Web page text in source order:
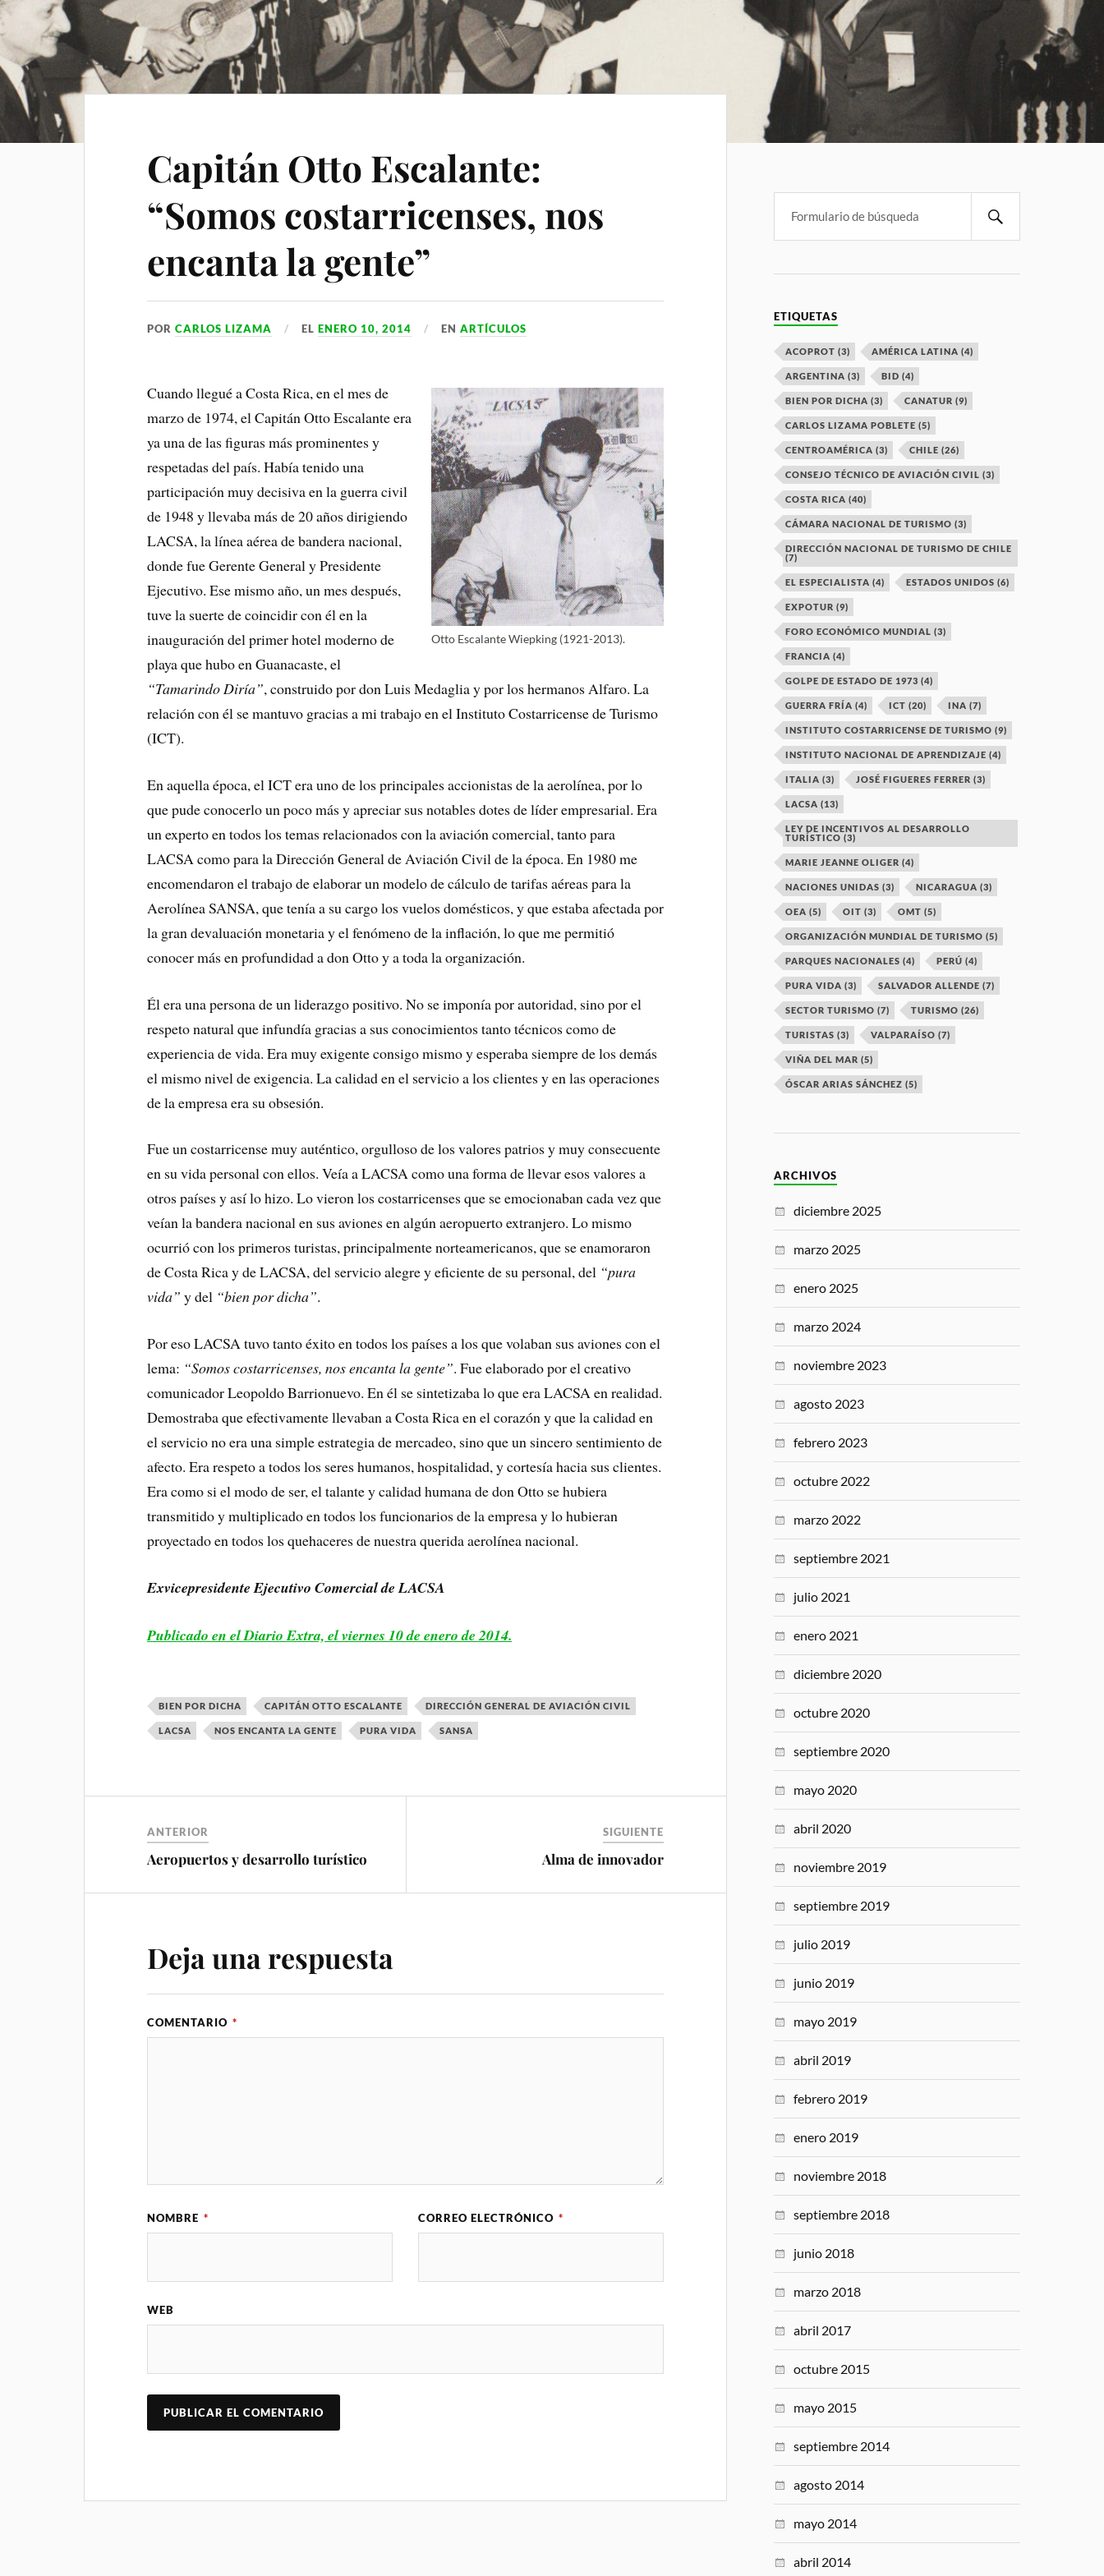
Capitán Otto Escalante:
“Somos costarricenses, nos
encanta la gente”
PORCARLOS LIZAMA ELENERO 10, 2014 ENARTÍCULOS
Otto Escalante Wiepking (1921-2013).
Cuando llegué a Costa Rica, en el mes de
marzo de 1974, el Capitán Otto Escalante era
ya una de las figuras más prominentes y
respetadas del país. Había tenido una
participación muy decisiva en la guerra civil
de 1948 y llevaba más de 20 años dirigiendo
LACSA, la línea aérea de bandera nacional,
donde fue Gerente General y Presidente
Ejecutivo. Ese mismo año, un mes después,
tuve la suerte de coincidir con él en la
inauguración del primer hotel moderno de
playa que hubo en Guanacaste, el
“Tamarindo Diría”, construido por don Luis Medaglia y por los hermanos Alfaro. La
relación con él se mantuvo gracias a mi trabajo en el Instituto Costarricense de Turismo
(ICT).
En aquella época, el ICT era uno de los principales accionistas de la aerolínea, por lo
que pude conocerlo un poco más y apreciar sus notables dotes de líder empresarial. Era
un experto en todos los temas relacionados con la aviación comercial, tanto para
LACSA como para la Dirección General de Aviación Civil de la época. En 1980 me
encomendaron el trabajo de elaborar un modelo de cálculo de tarifas aéreas para la
Aerolínea SANSA, que tenía a su cargo los vuelos domésticos, y que estaba afectada por
la gran devaluación monetaria y el fenómeno de la inflación, lo que me permitió
conocer más en profundidad a don Otto y a toda la organización.
Él era una persona de un liderazgo positivo. No se imponía por autoridad, sino por el
respeto natural que infundía gracias a sus conocimientos tanto técnicos como de
experiencia de vida. Era muy exigente consigo mismo y esperaba siempre de los demás
el mismo nivel de exigencia. La calidad en el servicio a los clientes y en las operaciones
de la empresa era su obsesión.
Fue un costarricense muy auténtico, orgulloso de los valores patrios y muy consecuente
en su vida personal con ellos. Veía a LACSA como una forma de llevar esos valores a
otros países y así lo hizo. Lo vieron los costarricenses que se emocionaban cada vez que
veían la bandera nacional en sus aviones en algún aeropuerto extranjero. Lo mismo
ocurrió con los primeros turistas, principalmente norteamericanos, que se enamoraron
de Costa Rica y de LACSA, del servicio alegre y eficiente de su personal, del “pura
vida” y del “bien por dicha”.
Por eso LACSA tuvo tanto éxito en todos los países a los que volaban sus aviones con el
lema: “Somos costarricenses, nos encanta la gente”. Fue elaborado por el creativo
comunicador Leopoldo Barrionuevo. En él se sintetizaba lo que era LACSA en realidad.
Demostraba que efectivamente llevaban a Costa Rica en el corazón y que la calidad en
el servicio no era una simple estrategia de mercadeo, sino que un sincero sentimiento de
afecto. Era respeto a todos los seres humanos, hospitalidad, y cortesía hacia sus clientes.
Era como si el modo de ser, el talante y calidad humana de don Otto se hubiera
transmitido y multiplicado en todos los funcionarios de la empresa y lo hubieran
proyectado en todos los quehaceres de nuestra querida aerolínea nacional.
Exvicepresidente Ejecutivo Comercial de LACSA
Publicado en el Diario Extra, el viernes 10 de enero de 2014.
BIEN POR DICHA CAPITÁN OTTO ESCALANTE DIRECCIÓN GENERAL DE AVIACIÓN CIVIL
LACSA NOS ENCANTA LA GENTE PURA VIDA SANSA
ANTERIOR
Aeropuertos y desarrollo turístico
SIGUIENTE
Alma de innovador
Deja una respuesta
COMENTARIO *
NOMBRE * CORREO ELECTRÓNICO *
WEB
ETIQUETAS
ACOPROT (3) AMÉRICA LATINA (4)
ARGENTINA (3) BID (4)
BIEN POR DICHA (3) CANATUR (9)
CARLOS LIZAMA POBLETE (5)
CENTROAMÉRICA (3) CHILE (26)
CONSEJO TÉCNICO DE AVIACIÓN CIVIL (3)
COSTA RICA (40)
CÁMARA NACIONAL DE TURISMO (3)
DIRECCIÓN NACIONAL DE TURISMO DE CHILE
(7)
EL ESPECIALISTA (4) ESTADOS UNIDOS (6)
EXPOTUR (9)
FORO ECONÓMICO MUNDIAL (3)
FRANCIA (4)
GOLPE DE ESTADO DE 1973 (4)
GUERRA FRÍA (4) ICT (20) INA (7)
INSTITUTO COSTARRICENSE DE TURISMO (9)
INSTITUTO NACIONAL DE APRENDIZAJE (4)
ITALIA (3) JOSÉ FIGUERES FERRER (3)
LACSA (13)
LEY DE INCENTIVOS AL DESARROLLO
TURÍSTICO (3)
MARIE JEANNE OLIGER (4)
NACIONES UNIDAS (3) NICARAGUA (3)
OEA (5) OIT (3) OMT (5)
ORGANIZACIÓN MUNDIAL DE TURISMO (5)
PARQUES NACIONALES (4) PERÚ (4)
PURA VIDA (3) SALVADOR ALLENDE (7)
SECTOR TURISMO (7) TURISMO (26)
TURISTAS (3) VALPARAÍSO (7)
VIÑA DEL MAR (5)
ÓSCAR ARIAS SÁNCHEZ (5)
ARCHIVOS
diciembre 2025
marzo 2025
enero 2025
marzo 2024
noviembre 2023
agosto 2023
febrero 2023
octubre 2022
marzo 2022
septiembre 2021
julio 2021
enero 2021
diciembre 2020
octubre 2020
septiembre 2020
mayo 2020
abril 2020
noviembre 2019
septiembre 2019
julio 2019
junio 2019
mayo 2019
abril 2019
febrero 2019
enero 2019
noviembre 2018
septiembre 2018
junio 2018
marzo 2018
abril 2017
octubre 2015
mayo 2015
septiembre 2014
agosto 2014
mayo 2014
abril 2014
pa
m
m
p
a
r
i